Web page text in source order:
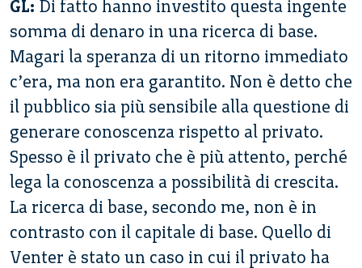
GL: Di fatto hanno investito questa ingente
somma di denaro in una ricerca di base.
Magari la speranza di un ritorno immediato
c’era, ma non era garantito. Non è detto che
il pubblico sia più sensibile alla questione di
generare conoscenza rispetto al privato.
Spesso è il privato che è più attento, perché
lega la conoscenza a possibilità di crescita.
La ricerca di base, secondo me, non è in
contrasto con il capitale di base. Quello di
Venter è stato un caso in cui il privato ha